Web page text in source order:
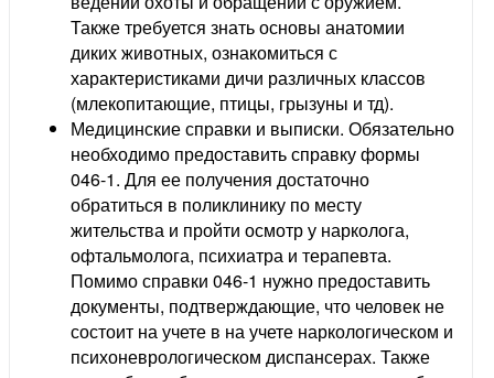
Также требуется знать основы анатомии
диких животных, ознакомиться с
характеристиками дичи различных классов
(млекопитающие, птицы, грызуны и тд).
Медицинские справки и выписки. Обязательно
необходимо предоставить справку формы
046-1. Для ее получения достаточно
обратиться в поликлинику по месту
жительства и пройти осмотр у нарколога,
офтальмолога, психиатра и терапевта.
Помимо справки 046-1 нужно предоставить
документы, подтверждающие, что человек не
состоит на учете в на учете наркологическом и
психоневрологическом диспансерах. Также